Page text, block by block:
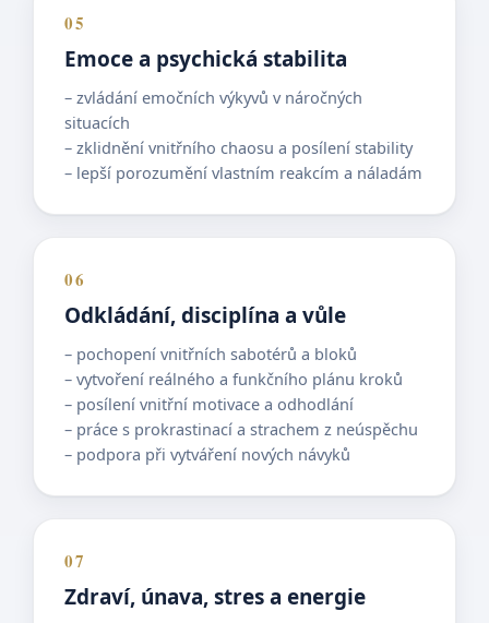
05
Emoce a psychická stabilita
– zvládání emočních výkyvů v náročných
situacích
– zklidnění vnitřního chaosu a posílení stability
– lepší porozumění vlastním reakcím a náladám
06
Odkládání, disciplína a vůle
– pochopení vnitřních sabotérů a bloků
– vytvoření reálného a funkčního plánu kroků
– posílení vnitřní motivace a odhodlání
– práce s prokrastinací a strachem z neúspěchu
– podpora při vytváření nových návyků
07
Zdraví, únava, stres a energie